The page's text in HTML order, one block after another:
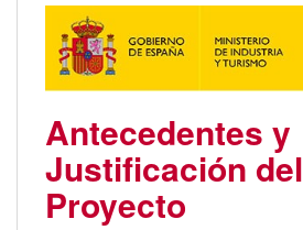
Antecedentes y
Justificación del
Proyecto